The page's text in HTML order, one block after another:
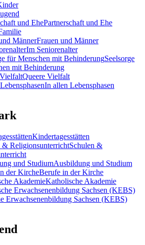
Partnerschaft und Ehe
Frauen und Männer
Im Seniorenalter
Seelsorge
mit Behinderung
Queere Vielfalt
In allen Lebensphasen
Kindertagesstätten
Schulen &
Ausbildung und Studium
Berufe in der Kirche
Katholische Akademie
Erwachsenenbildung Sachsen (KEBS)